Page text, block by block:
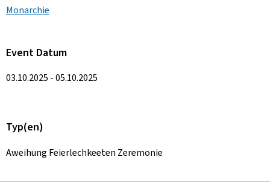
Monarchie
Event Datum
03.10.2025 - 05.10.2025
Typ(en)
Aweihung Feierlechkeeten Zeremonie